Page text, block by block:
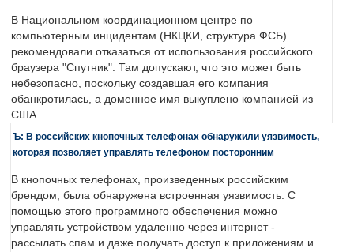
В Национальном координационном центре по
компьютерным инцидентам (НКЦКИ, структура ФСБ)
рекомендовали отказаться от использования российского
браузера "Спутник". Там допускают, что это может быть
небезопасно, поскольку создавшая его компания
обанкротилась, а доменное имя выкуплено компанией из
США.
Ъ: В российских кнопочных телефонах обнаружили уязвимость,
которая позволяет управлять телефоном посторонним
В кнопочных телефонах, произведенных российским
брендом, была обнаружена встроенная уязвимость. С
помощью этого программного обеспечения можно
управлять устройством удаленно через интернет -
рассылать спам и даже получать доступ к приложениям и